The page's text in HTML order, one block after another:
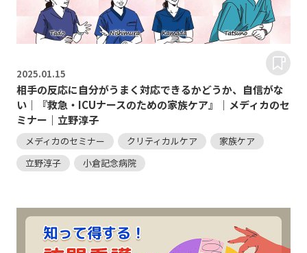
2025.01.15
相手の反応に自分がうまく対応できるかどうか、自信がな
い｜『救急・ICUナースのための家族ケア』｜メディカのセ
ミナー｜立野淳子
メディカのセミナー クリティカルケア
家族ケア
立野淳子
小倉記念病院